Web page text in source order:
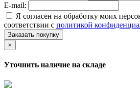
E-mail:
Я согласен на обработку моих
соответствии с политикой
Заказать покупку
×
Уточнить наличие на складе